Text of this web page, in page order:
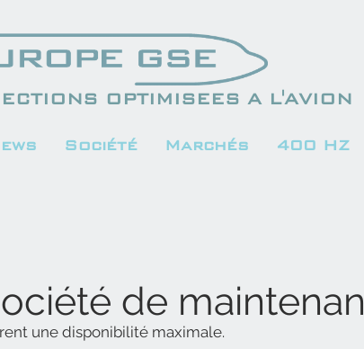
OPTIMISEES A L'AVION
Société Marchés 400 HZ
ociété de
une disponibilité maximale.